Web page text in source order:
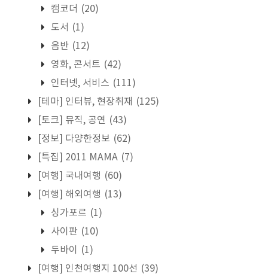
캠코더 (20)
도서 (1)
음반 (12)
영화, 콘서트 (42)
인터넷, 서비스 (111)
[테마] 인터뷰, 현장취재 (125)
[토크] 뮤직, 공연 (43)
[정보] 다양한정보 (62)
[특집] 2011 MAMA (7)
[여행] 국내여행 (60)
[여행] 해외여행 (13)
싱가포르 (1)
사이판 (10)
두바이
(1)
[여행] 인천여행지 100선 (39)